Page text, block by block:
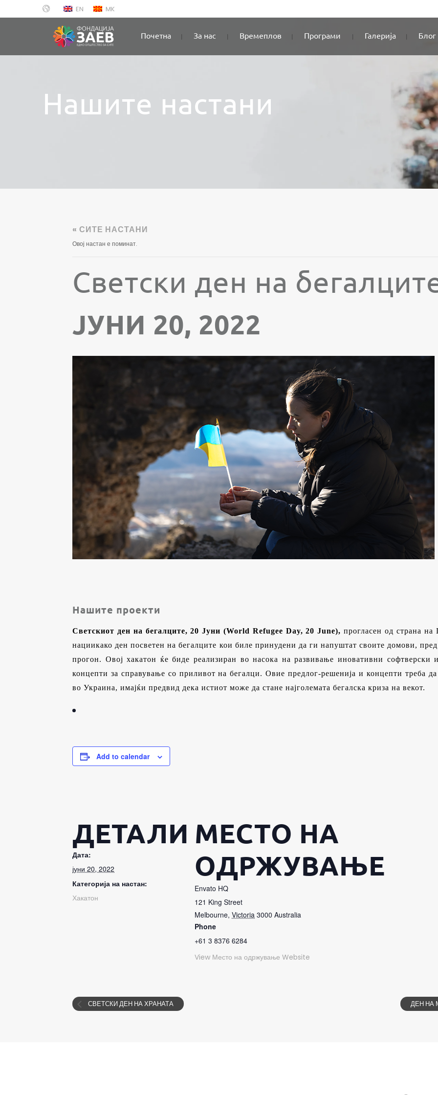
EN MK
Почетна За нас Времеплов Програми Галерија Блог
Нашите настани
« СИТЕ НАСТАНИ
Овој настан е поминат.
Светски ден на
ЈУНИ 20, 2022
Нашите проекти
Светскиот ден на бегалците, 20 Јуни (World Refugee Day, 20 June),прогласен од страна на
нациикако ден посветен на бегалците кои биле принудени да ги напуштат своите домови,
прогон. Овој хакатон ќе биде реализиран во насока на развивање иновативни софтверски
концепти за справување со приливот на бегалци. Овие предлог-решенија и концепти треба
во Украина, имајќи предвид дека истиот може да стане најголемата бегалска криза на векот.
Add to calendar
ДЕТАЛИ
Дата:
јуни 20, 2022
Категорија на настан:
Хакатон
МЕСТО НА
ОДРЖУВАЊЕ
Envato HQ
121 King Street
Melbourne, Victoria 3000 Australia
Phone
+61 3 8376 6284
View Место на одржување Website
СВЕТСКИ ДЕН НА ХРАНАТА ДЕН НА